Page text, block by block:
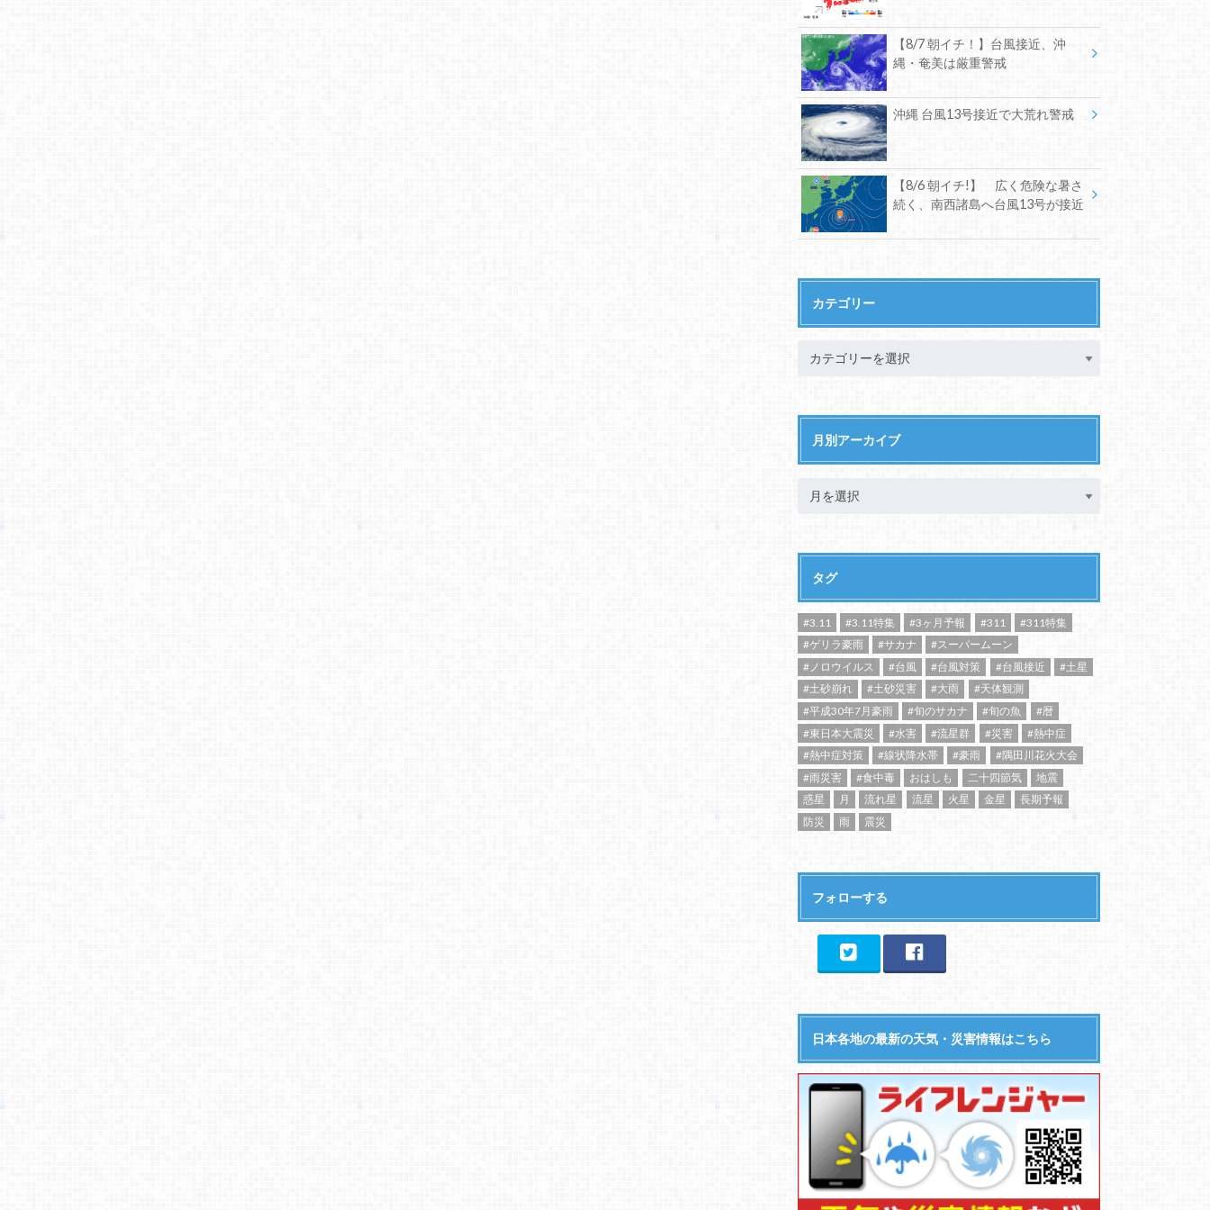
【8/7 朝イチ！】台風接近、沖
縄・奄美は厳重警戒
沖縄 台風13号接近で大荒れ警戒
【8/6 朝イチ!】 広く危険な暑さ
続く、南西諸島へ台風13号が接近
カテゴリー
月別アーカイブ
タグ
#3.11 #3.11特集 #3ヶ月予報 #311
#311特集
#ゲリラ豪雨
#サカナ
#スーパームーン
#ノロウイルス
#台風 #台風対策 #台風接近
#土星
#土砂崩れ
#土砂災害 #大雨
#天体観測
#平成30年7月豪雨
#旬のサカナ #旬の魚
#暦
#東日本大震災
#水害 #流星群 #災害
#熱中症
#熱中症対策
#線状降水帯 #豪雨
#隅田川花火大会
#雨災害
#食中毒 おはしも 二十四節気
地震
惑星
月 流れ星 流星 火星 金星
長期予報
防災
雨 震災
フォローする
日本各地の最新の天気・災害情報はこちら